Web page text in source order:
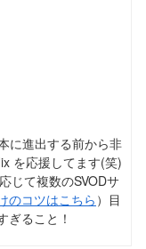
に進出する前から非
を応援してます(笑)
じて複数のSVODサ
のコツはこちら ）目
ぎること！